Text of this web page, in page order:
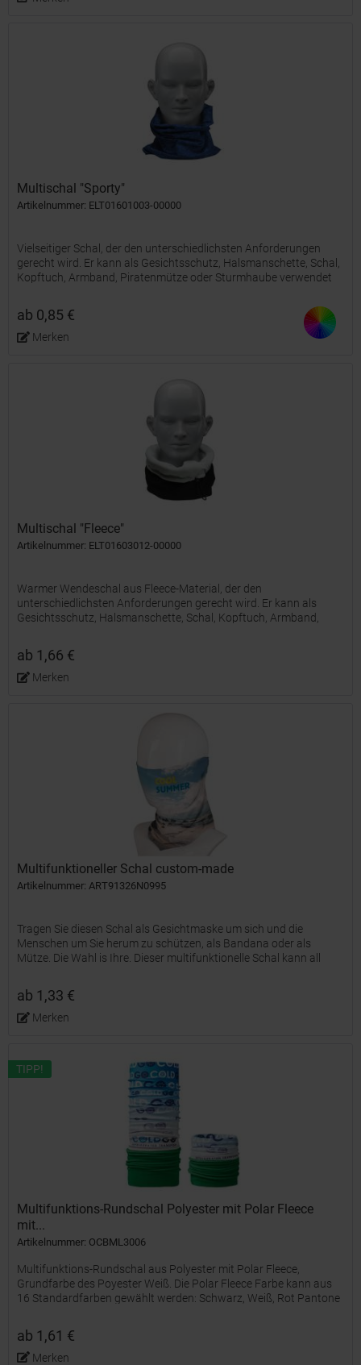
Multischal "Sporty"
Artikelnummer: ELT01601003-00000
Vielseitiger Schal, der den unterschiedlichsten Anforderungen
gerecht wird. Er kann als Gesichtsschutz, Halsmanschette, Schal,
Kopftuch, Armband, Piratenmütze oder Sturmhaube verwendet
ab 0,85 €
Merken
Multischal "Fleece"
Artikelnummer: ELT01603012-00000
Warmer Wendeschal aus Fleece-Material, der den
unterschiedlichsten Anforderungen gerecht wird. Er kann als
Gesichtsschutz, Halsmanschette, Schal, Kopftuch, Armband,
perfekt um...
ab 1,66 €
Merken
Multifunktioneller Schal custom-made
Artikelnummer: ART91326N0995
Tragen Sie diesen Schal als Gesichtmaske um sich und die
Menschen um Sie herum zu schützen, als Bandana oder als
Mütze. Die Wahl is Ihre. Dieser multifunktionelle Schal kann all
ab 1,33 €
Merken
TIPP!
Multifunktions-Rundschal Polyester mit Polar Fleece
mit...
Artikelnummer: OCBML3006
Multifunktions-Rundschal aus Polyester mit Polar Fleece,
Grundfarbe des Poyester Weiß. Die Polar Fleece Farbe kann aus
16 Standardfarben gewählt werden: Schwarz, Weiß, Rot Pantone
ab 1,61 €
Merken